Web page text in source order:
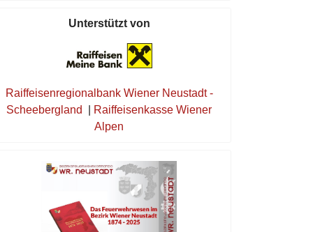
Unterstützt von
Raiffeisenregionalbank Wiener Neustadt -
Scheebergland
Raiffeisenkasse Wiener
Alpen